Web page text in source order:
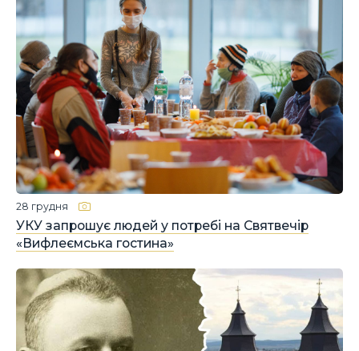
УКУ запрошує людей у потребі на Святвечір
«Вифлеємська гостина»
28 грудня